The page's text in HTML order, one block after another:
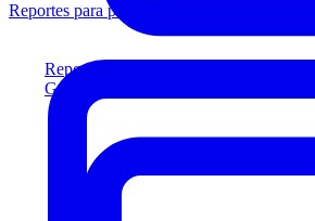
Reportes para prestamistas
Genere reportes listos para el prestamista
Reportes para prestamistas